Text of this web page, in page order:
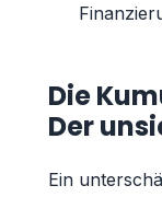
Die
Der
Ein